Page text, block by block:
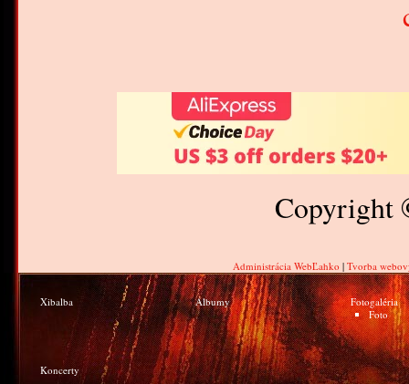
Copyright
Administrácia WebĽahko | Tvorba
Xibalba Albumy
Fotogaléria
Foto
Koncerty